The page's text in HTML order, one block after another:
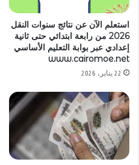
استعلم الآن عن نتائج سنوات النقل
2026 من رابعة ابتدائي حتى ثانية
إعدادي عبر بوابة التعليم الأساسي
www.cairomoe.net
22 يناير، 2026